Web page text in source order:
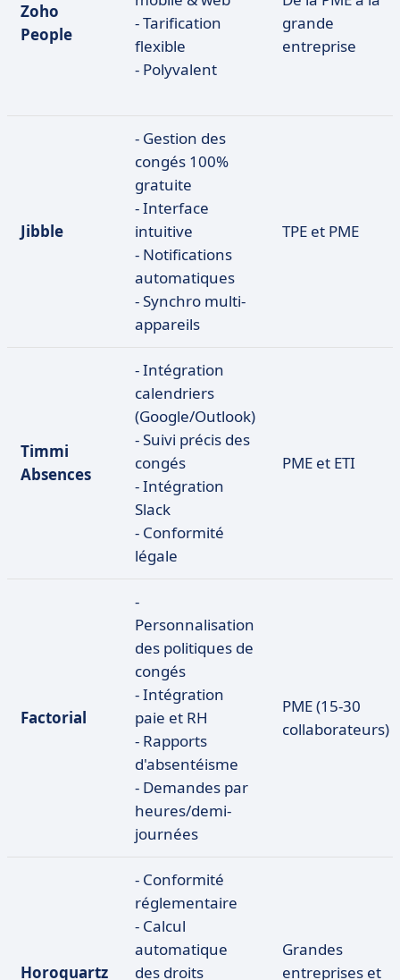
Zoho
People
- Tarification
flexible
- Polyvalent
grande
entreprise
Jibble
- Gestion des
congés 100%
gratuite
- Interface
intuitive
- Notifications
automatiques
- Synchro multi-
appareils
TPE et PME
Timmi
Absences
- Intégration
calendriers
(Google/Outlook)
- Suivi précis des
congés
- Intégration
Slack
- Conformité
légale
PME et ETI
Factorial
-
Personnalisation
des politiques de
congés
- Intégration
paie et RH
- Rapports
d'absentéisme
- Demandes par
heures/demi-
journées
PME (15-30
collaborateurs)
Horoquartz
- Conformité
réglementaire
- Calcul
automatique
des droits
Grandes
entreprises et